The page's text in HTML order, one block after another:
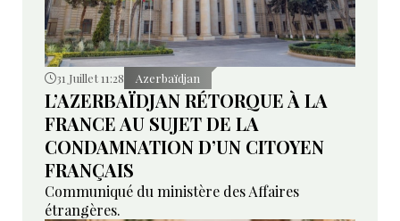
31 Juillet 11:28 Azerbaïdjan
L’AZERBAÏDJAN RÉTORQUE À LA
FRANCE AU SUJET DE LA
CONDAMNATION D’UN CITOYEN
FRANÇAIS
Communiqué du ministère des Affaires
étrangères.